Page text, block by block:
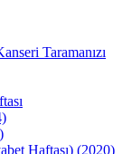
Taramanızı
Haftası) (2020)